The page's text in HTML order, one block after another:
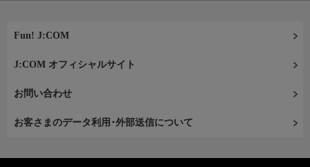
Fun! J:COM
J:COM オフィシャルサイト
お問い合わせ
お客さまのデータ利用･外部送信について